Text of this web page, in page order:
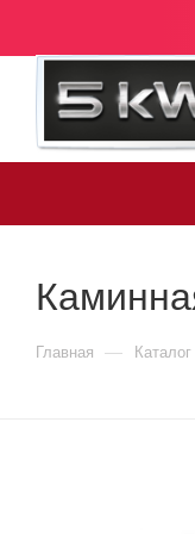
Главная — Каталог